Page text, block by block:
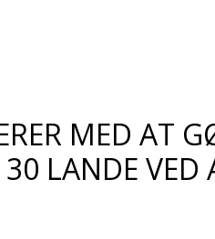
MED AT
LANDE VED